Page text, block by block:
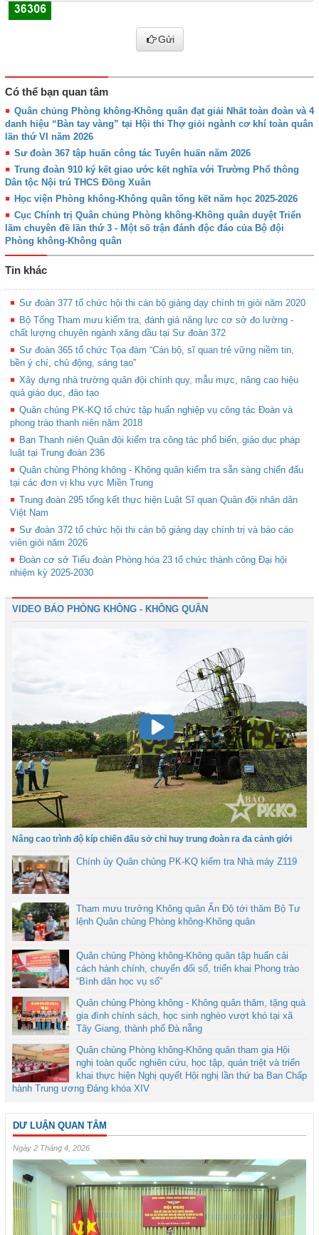
Gửi
Có thể bạn quan tâm
Quân chủng Phòng không-Không quân đạt giải Nhất toàn đoàn và 4
danh hiệu “Bàn tay vàng” tại Hội thi Thợ giỏi ngành cơ khí toàn quân
lần thứ VI năm 2026
Sư đoàn 367 tập huấn công tác Tuyên huấn năm 2026
Trung đoàn 910 ký kết giao ước kết nghĩa với Trường Phổ thông
Dân tộc Nội trú THCS Đồng Xuân
Học viện Phòng không-Không quân tổng kết năm học 2025-2026
Cục Chính trị Quân chủng Phòng không-Không quân duyệt Triển
lãm chuyên đề lần thứ 3 - Một số trận đánh độc đáo của Bộ đội
Phòng không-Không quân
Tin khác
Sư đoàn 377 tổ chức hội thi cán bộ giảng dạy chính trị giỏi năm 2020
Bộ Tổng Tham mưu kiểm tra, đánh giá năng lực cơ sở đo lường -
chất lượng chuyên ngành xăng dầu tại Sư đoàn 372
Sư đoàn 365 tổ chức Tọa đàm “Cán bộ, sĩ quan trẻ vững niềm tin,
bền ý chí, chủ động, sáng tạo”
Xây dựng nhà trường quân đội chính quy, mẫu mực, nâng cao hiệu
quả giáo dục, đào tạo
Quân chủng PK-KQ tổ chức tập huấn nghiệp vụ công tác Đoàn và
phong trào thanh niên năm 2018
Ban Thanh niên Quân đội kiểm tra công tác phổ biến, giáo dục pháp
luật tại Trung đoàn 236
Quân chủng Phòng không - Không quân kiểm tra sẵn sàng chiến đấu
tại các đơn vị khu vực Miền Trung
Trung đoàn 295 tổng kết thực hiện Luật Sĩ quan Quân đội nhân dân
Việt Nam
Sư đoàn 372 tổ chức hội thi cán bộ giảng dạy chính trị và báo cáo
viên giỏi năm 2026
Đoàn cơ sở Tiểu đoàn Phòng hóa 23 tổ chức thành công Đại hội
nhiệm kỳ 2025-2030
VIDEO BÁO PHÒNG KHÔNG - KHÔNG QUÂN
Nâng cao trình độ kíp chiến đấu sở chỉ huy trung đoàn ra đa cảnh giới
Chính ủy Quân chủng PK-KQ kiểm tra Nhà máy Z119
Tham mưu trưởng Không quân Ấn Độ tới thăm Bộ Tư
lệnh Quân chủng Phòng không-Không quân
Quân chủng Phòng không-Không quân tập huấn cải
cách hành chính, chuyển đổi số, triển khai Phong trào
“Bình dân học vụ số”
Quân chủng Phòng không - Không quân thăm, tặng quà
gia đình chính sách, học sinh nghèo vượt khó tại xã
Tây Giang, thành phố Đà nẵng
Quân chủng Phòng không-Không quân tham gia Hội
nghị toàn quốc nghiên cứu, học tập, quán triệt và triển
khai thực hiện Nghị quyết Hội nghị lần thứ ba Ban Chấp
hành Trung ương Đảng khóa XIV
DƯ LUẬN QUAN TÂM
Ngày 2 Tháng 4, 2026